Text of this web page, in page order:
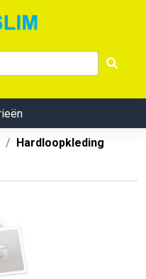
Hardloopkleding